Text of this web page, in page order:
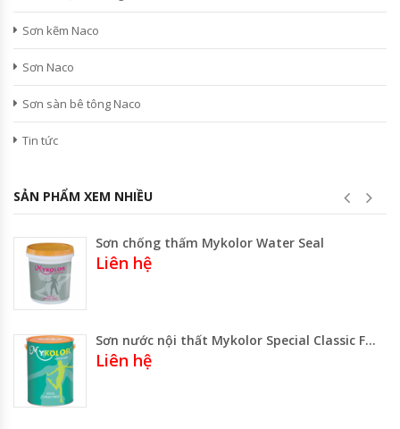
Sơn kẽm Naco
Sơn Naco
Sơn sàn bê tông Naco
Tin tức
SẢN PHẨM XEM NHIỀU
Sơn chống thấm Mykolor Water Seal
Liên hệ
Sơn nước nội thất Mykolor Special Classic Finish
Liên hệ